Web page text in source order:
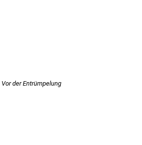
Vor der Entrümpelung